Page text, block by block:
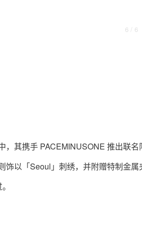
6 / 6
，其携手 PACEMINUSONE 推出联名
饰以「Seoul」刺绣，并附赠特制金属